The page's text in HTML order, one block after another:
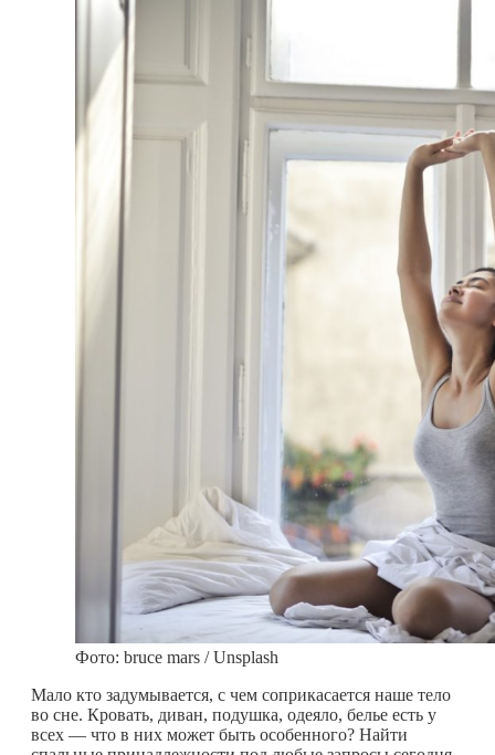
Фото: bruce mars / Unsplash
Мало кто задумывается, с чем соприкасается наше тело
во сне. Кровать, диван, подушка, одеяло, белье есть у
всех — что в них может быть особенного? Найти